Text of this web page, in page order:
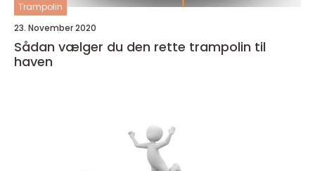
Trampolin
23. November 2020
Sådan vælger du den rette trampolin til
haven